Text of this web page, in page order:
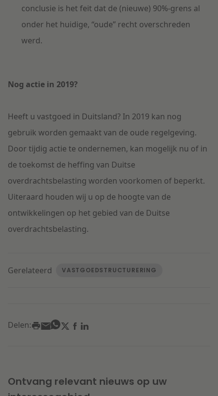
conclusie is het feit dat de (nieuwe) 90%-grens al
onder het huidige, “oude” recht overschreden
werd.
Nog actie in 2019?
Heeft u vastgoed in Duitsland? In 2019 kan nog
gebruik worden gemaakt van de oude regelgeving.
Door tijdig actie te ondernemen, kan mogelijk nu of in
de toekomst de heffing van Duitse
overdrachtsbelasting worden voorkomen of beperkt.
Uiteraard houden wij u op de hoogte van de
ontwikkelingen op het gebied van de Duitse
overdrachtsbelasting.
Gerelateerd VASTGOEDSTRUCTURERING
Delen:
Ontvang relevant nieuws op uw